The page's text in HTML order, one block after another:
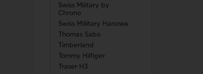
Swiss Military by
Chrono
Swiss Millitary Hanowa
Thomas Sabo
Timberland
Tommy Hilfiger
Traser H3